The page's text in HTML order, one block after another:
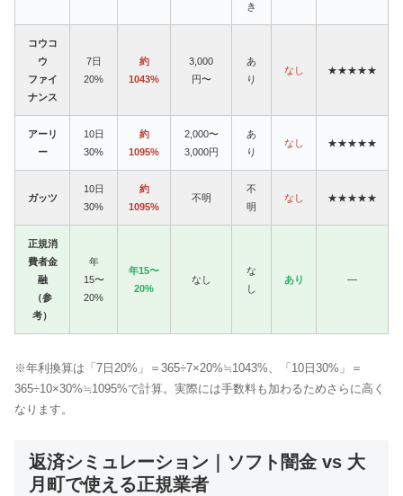
き
コウコ
ウ
ファイ
ナンス
7日
20%
約
1043%
3,000
円〜
あ
り
なし ★★★★★
アーリ
ー
10日
30%
約
1095%
2,000〜
3,000円
あ
り
なし ★★★★★
ガッツ
10日
30%
約
1095%
不明
不
明
なし ★★★★★
正規消
費者金
融
（参
考）
年
15〜
20%
年15〜
20%
なし
な
し
あり —
※年利換算は「7日20%」＝365÷7×20%≒1043%、「10日30%」＝
365÷10×30%≒1095%で計算。実際には手数料も加わるためさらに高く
なります。
返済シミュレーション｜ソフト闇金 vs 大
月町で使える正規業者